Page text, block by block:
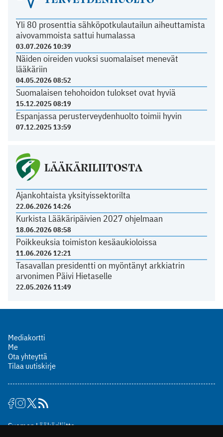
Yli 80 prosenttia sähköpotkulautailun aiheuttamista
aivovammoista sattui humalassa
03.07.2026 10:39
Näiden oireiden vuoksi suomalaiset menevät
lääkäriin
04.05.2026 08:52
Suomalaisen tehohoidon tulokset ovat hyviä
15.12.2025 08:19
Espanjassa perusterveydenhuolto toimii hyvin
07.12.2025 13:59
LÄÄKÄRILIITOSTA
Ajankohtaista yksityissektorilta
22.06.2026 14:26
Kurkista Lääkäripäivien 2027 ohjelmaan
18.06.2026 08:58
Poikkeuksia toimiston kesäaukioloissa
11.06.2026 12:21
Tasavallan presidentti on myöntänyt arkkiatrin
arvonimen Päivi Hietaselle
22.05.2026 11:49
Mediakortti
Me
Ota yhteyttä
Tilaa uutiskirje
Suomen Lääkäriliitto